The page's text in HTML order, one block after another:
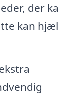
der
kan